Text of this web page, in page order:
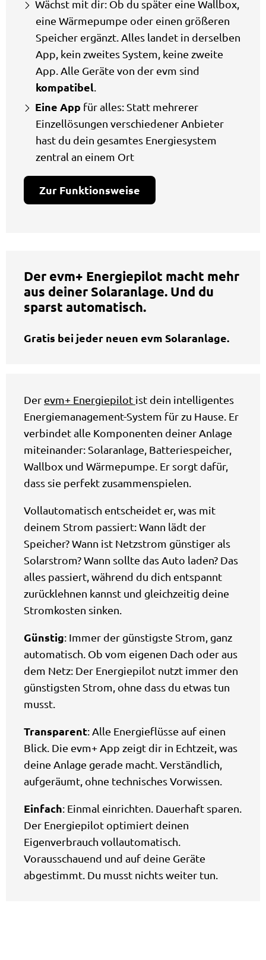
Wächst mit dir: Ob du später eine Wallbox,
eine Wärmepumpe oder einen größeren
Speicher ergänzt. Alles landet in derselben
App, kein zweites System, keine zweite
App. Alle Geräte von der evm sind
kompatibel
Eine App für alles: Statt mehrerer
Einzellösungen verschiedener Anbieter
hast du dein gesamtes Energiesystem
zentral an einem Ort
Zur Funktionsweise
Der evm+ Energiepilot macht mehr
aus deiner Solaranlage. Und du
sparst automatisch.
Gratis bei jeder neuen evm Solaranlage.
Der evm+ Energiepilot ist dein intelligentes
Energiemanagement-System für zu Hause. Er
verbindet alle Komponenten deiner Anlage
miteinander: Solaranlage, Batteriespeicher,
Wallbox und Wärmepumpe. Er sorgt dafür,
dass sie perfekt zusammenspielen.
Vollautomatisch entscheidet er, was mit
deinem Strom passiert: Wann lädt der
Speicher? Wann ist Netzstrom günstiger als
Solarstrom? Wann sollte das Auto laden? Das
alles passiert, während du dich entspannt
zurücklehnen kannst und gleichzeitig deine
Stromkosten sinken.
Günstig: Immer der günstigste Strom, ganz
automatisch. Ob vom eigenen Dach oder aus
dem Netz: Der Energiepilot nutzt immer den
günstigsten Strom, ohne dass du etwas tun
musst.
Transparent: Alle Energieflüsse auf einen
Blick. Die evm+ App zeigt dir in Echtzeit, was
deine Anlage gerade macht. Verständlich,
aufgeräumt, ohne technisches Vorwissen.
Einfach: Einmal einrichten. Dauerhaft sparen.
Der Energiepilot optimiert deinen
Eigenverbrauch vollautomatisch.
Vorausschauend und auf deine Geräte
abgestimmt. Du musst nichts weiter tun.